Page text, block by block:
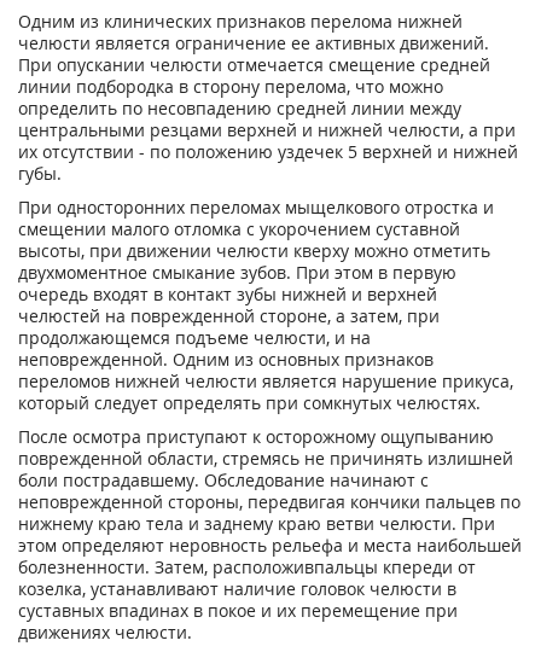
Одним из клинических признаков перелома нижней
челюсти является ограничение ее активных движений.
При опускании челюсти отмечается смещение средней
линии подбородка в сторону перелома, что можно
определить по несовпадению средней линии между
центральными резцами верхней и нижней челюсти, а при
их отсутствии - по положению уздечек 5 верхней и нижней
губы.
При односторонних переломах мыщелкового отростка и
смещении малого отломка с укорочением суставной
высоты, при движении челюсти кверху можно отметить
двухмоментное смыкание зубов. При этом в первую
очередь входят в контакт зубы нижней и верхней
челюстей на поврежденной стороне, а затем, при
продолжающемся подъеме челюсти, и на
неповрежденной. Одним из основных признаков
переломов нижней челюсти является нарушение прикуса,
который следует определять при сомкнутых челюстях.
После осмотра приступают к осторожному ощупыванию
поврежденной области, стремясь не причинять излишней
боли пострадавшему. Обследование начинают с
неповрежденной стороны, передвигая кончики пальцев по
нижнему краю тела и заднему краю ветви челюсти. При
этом определяют неровность рельефа и места наибольшей
болезненности. Затем, расположивпальцы кпереди от
козелка, устанавливают наличие головок челюсти в
суставных впадинах в покое и их перемещение при
движениях челюсти.